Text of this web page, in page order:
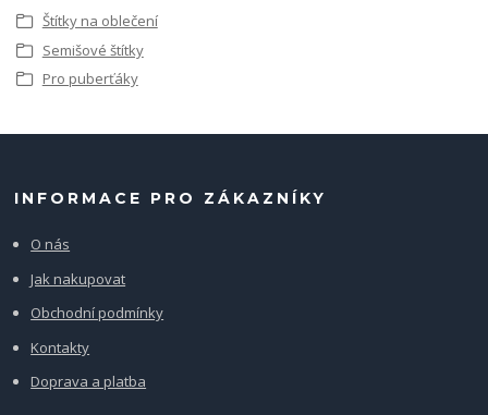
Štítky na oblečení
Semišové štítky
Pro puberťáky
INFORMACE PRO ZÁKAZNÍKY
O nás
Jak nakupovat
Obchodní podmínky
Kontakty
Doprava a platba